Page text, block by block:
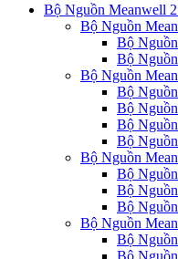
Bộ Nguồn Meanwell
Bộ Nguồn
Bộ
Bộ
Bộ Nguồn
Bộ
Bộ
Bộ
Bộ
Bộ Nguồn
Bộ
Bộ
Bộ
Bộ Nguồn
Bộ
Bộ